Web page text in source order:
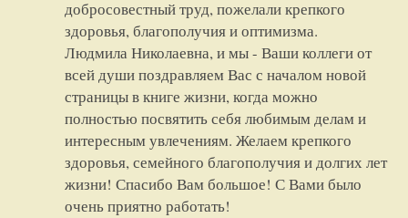
добросовестный труд, пожелали крепкого
здоровья, благополучия и оптимизма.
Людмила Николаевна, и мы - Ваши коллеги от
всей души поздравляем Вас с началом новой
страницы в книге жизни, когда можно
полностью посвятить себя любимым делам и
интересным увлечениям. Желаем крепкого
здоровья, семейного благополучия и долгих лет
жизни! Спасибо Вам большое! С Вами было
очень приятно работать!